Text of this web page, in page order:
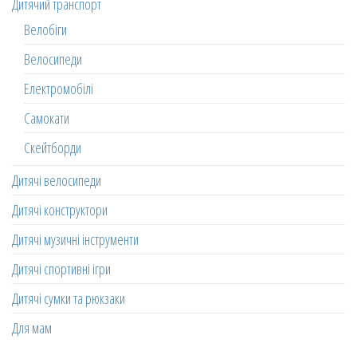
Дитячий транспорт
Велобіги
Велосипеди
Електромобілі
Самокати
Скейтборди
Дитячі велосипеди
Дитячі конструктори
Дитячі музичні інструменти
Дитячі спортивні ігри
Дитячі сумки та рюкзаки
Для мам